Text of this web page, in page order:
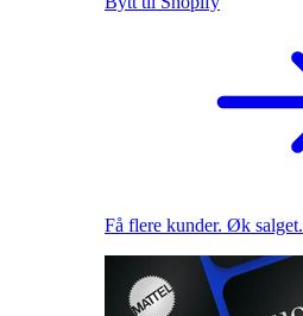
Få flere kunder. Øk salget.